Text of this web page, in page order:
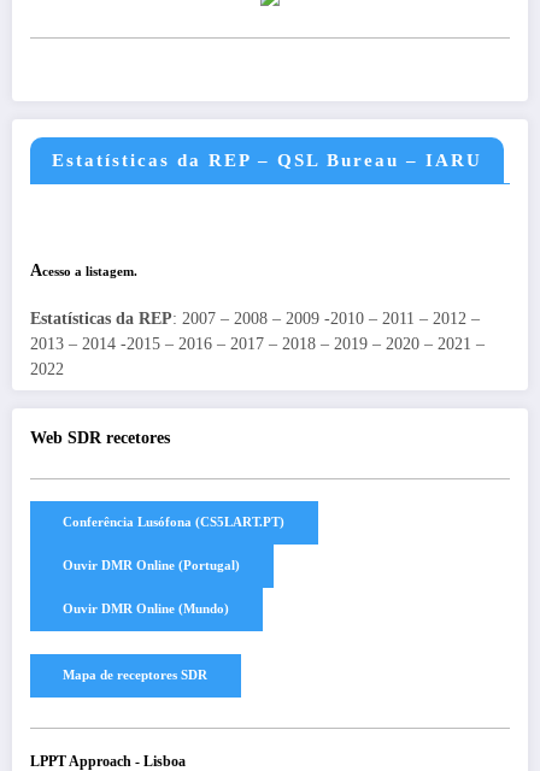
Estatísticas da REP – QSL Bureau – IARU
Acesso a listagem.
Estatísticas da REP: 2007 – 2008 – 2009 -2010 – 2011 – 2012 –
2013 – 2014 -2015 – 2016 – 2017 – 2018 – 2019 – 2020 – 2021 –
2022
Web SDR recetores
LPPT Approach - Lisboa